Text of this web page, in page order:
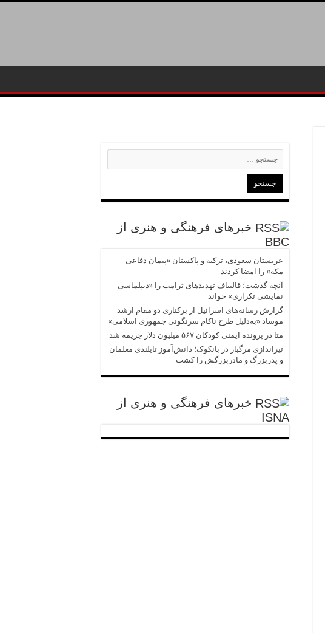
خبرهای فرهنگی و هنری از
BBC
عربستان سعودی، ترکیه و پاکستان «پیمان دفاعی
مکه» را امضا کردند
آنچه گذشت؛ قالیباف تهدیدهای ترامپ را «دیپلماسی
نمایشی تکراری» خواند
گزارش‌‌ رسانه‌های اسرائیل از برکناری دو مقام ارشد
موساد «به‌دلیل طرح ناکام سرنگونی جمهوری اسلامی»
متا در پرونده ایمنی کودکان ۵۶۷ میلیون دلار جریمه شد
تیراندازی مرگبار در بانکوک؛ دانش‌آموز تایلندی معلمان
و پدربزرگ و مادربزرگش را کشت
خبرهای فرهنگی و هنری از
ISNA